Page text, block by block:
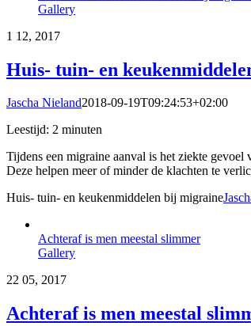
Gallery
1 12, 2017
Huis- tuin- en
Jascha Nieland2018-09-19T09:24:53+02:00
Leestijd: 2 minuten
Tijdens een migraine aanval is het ziekte
Deze helpen meer of minder de klachten te
Huis- tuin- en keukenmiddelen bij migraine
Achteraf is men meestal slimmer
Gallery
22 05, 2017
Achteraf is men meestal